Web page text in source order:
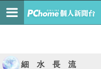
細 水 長 流